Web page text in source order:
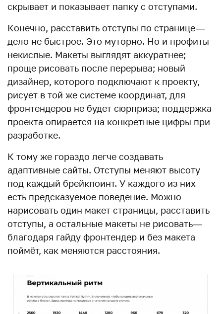
скрывает и показывает папку с отступами.
Конечно, расставить отступы по странице —
дело не быстрое. Это муторно. Но и профиты
некислые. Макеты выглядят аккуратнее;
проще рисовать после перерыва; новый
дизайнер, которого подключают к проекту,
рисует в той же системе координат, для
фронтендеров не будет сюрприза; поддержка
проекта опирается на конкретные цифры при
разработке.
К тому же гораздо легче создавать
адаптивные сайты. Отступы меняют высоту
под каждый брейкпоинт. У каждого из них
есть предсказуемое поведение. Можно
нарисовать один макет страницы, расставить
отступы, а остальные макеты не рисовать —
благодаря гайду фронтендер и без макета
поймёт, как меняются расстояния.